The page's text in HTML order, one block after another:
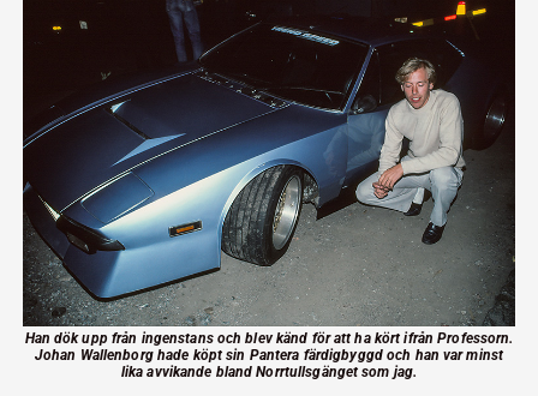
Han dök upp från ingenstans och blev känd för att ha kört ifrån Professorn.
Johan Wallenborg hade köpt sin Pantera färdigbyggd och han var minst
lika avvikande bland Norrtullsgänget som jag.